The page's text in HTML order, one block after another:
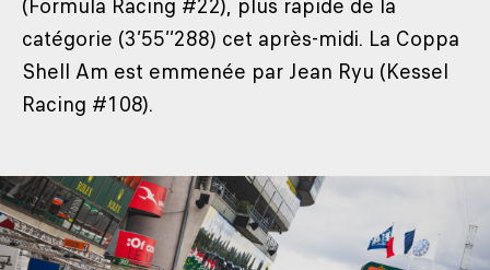
catégorie (3’55’’288) cet après-midi. La Coppa
Shell Am est emmenée par Jean Ryu (Kessel
Racing #108).